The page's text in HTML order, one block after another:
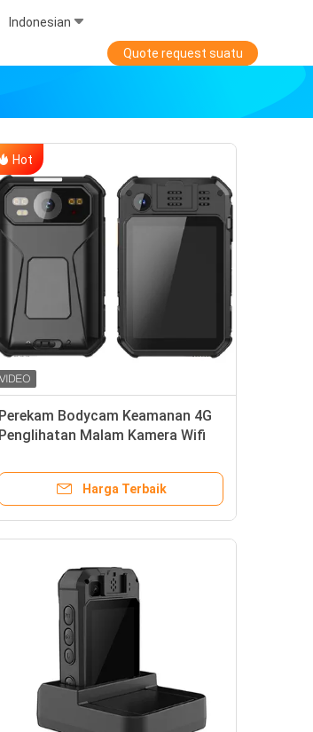
Indonesian
Quote request suatu
Hot
Perekam Bodycam Keamanan 4G
Penglihatan Malam Kamera Wifi
Harga Terbaik